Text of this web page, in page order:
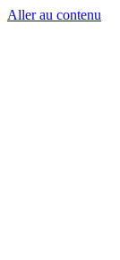
Aller au contenu